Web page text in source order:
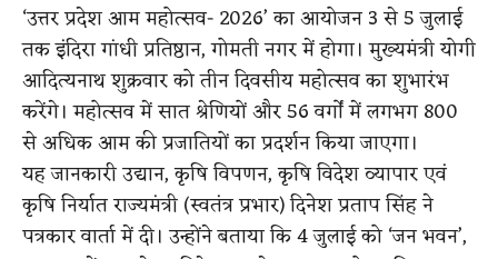
‘उत्तर प्रदेश आम महोत्सव- 2026’ का आयोजन 3 से 5 जुलाई
तक इंदिरा गांधी प्रतिष्ठान, गोमती नगर में होगा। मुख्यमंत्री योगी
आदित्यनाथ शुक्रवार को तीन दिवसीय महोत्सव का शुभारंभ
करेंगे। महोत्सव में सात श्रेणियों और 56 वर्गों में लगभग 800
से अधिक आम की प्रजातियों का प्रदर्शन किया जाएगा।
यह जानकारी उद्यान, कृषि विपणन, कृषि विदेश व्यापार एवं
कृषि निर्यात राज्यमंत्री (स्वतंत्र प्रभार) दिनेश प्रताप सिंह ने
पत्रकार वार्ता में दी। उन्होंने बताया कि 4 जुलाई को ‘जन भवन’,